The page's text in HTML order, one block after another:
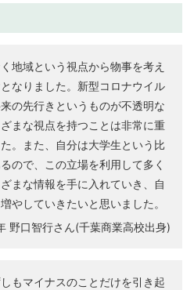
地域という視点から物事を考え
なりました。新型コロナウイル
の先行きというものが不透明な
まな視点を持つことは非常に重
。また、自分は大学生という比
ので、この立場を利用して多く
まな情報を手に入れていき、自
やしていきたいと思いました。
野口智行さん(千葉商業高校出身)
しもマイナスのことだけを引き起